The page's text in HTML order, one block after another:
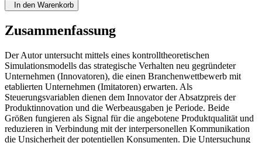
In den Warenkorb
Zusammenfassung
Der Autor untersucht mittels eines kontrolltheoretischen
Simulationsmodells das strategische Verhalten neu gegründeter
Unternehmen (Innovatoren), die einen Branchenwettbewerb mit
etablierten Unternehmen (Imitatoren) erwarten. Als
Steuerungsvariablen dienen dem Innovator der Absatzpreis der
Produktinnovation und die Werbeausgaben je Periode. Beide
Größen fungieren als Signal für die angebotene Produktqualität und
reduzieren in Verbindung mit der interpersonellen Kommunikation
die Unsicherheit der potentiellen Konsumenten. Die Untersuchung